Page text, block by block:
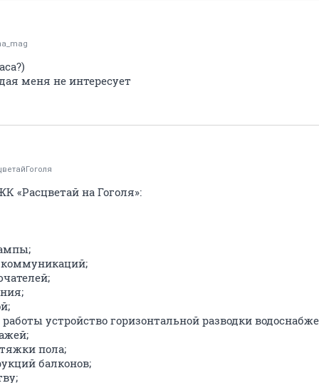
меня не интересует
«Расцветай на Гоголя»:
коммуникаций;
устройство горизонтальной разводки
пола;
балконов;